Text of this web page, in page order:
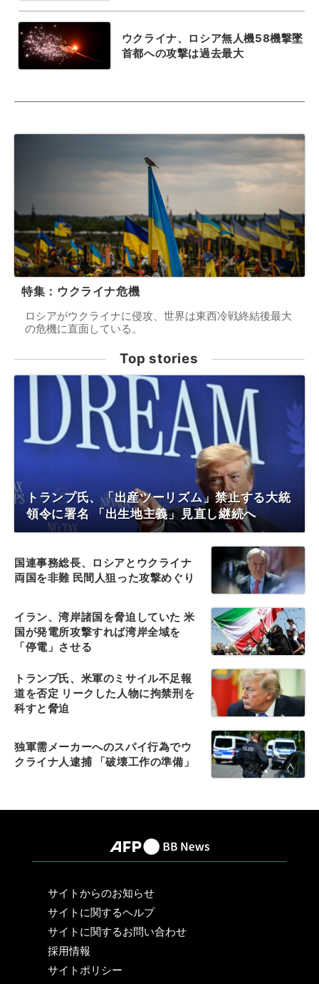
ウクライナ、ロシア無人機58機撃墜
首都への攻撃は過去最大
特集：ウクライナ危機
ロシアがウクライナに侵攻、世界は東西冷戦終結後最大
の危機に直面している。
Top stories
トランプ氏、「出産ツーリズム」禁止する大統
領令に署名 「出生地主義」見直し継続へ
国連事務総長、ロシアとウクライナ
両国を非難 民間人狙った攻撃めぐり
イラン、湾岸諸国を脅迫していた 米
国が発電所攻撃すれば湾岸全域を
「停電」させる
トランプ氏、米軍のミサイル不足報
道を否定 リークした人物に拘禁刑を
科すと脅迫
独軍需メーカーへのスパイ行為でウ
クライナ人逮捕 「破壊工作の準備」
サイトからのお知らせ
サイトに関するヘルプ
サイトに関するお問い合わせ
採用情報
サイトポリシー